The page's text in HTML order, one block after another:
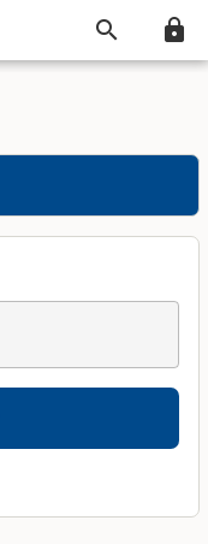
search lock